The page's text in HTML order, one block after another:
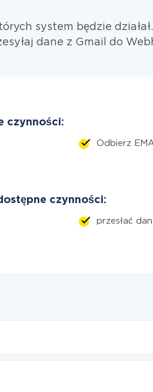
system będzie działał.
dane z Gmail do
czynności:
Odbierz
czynności:
przesłać